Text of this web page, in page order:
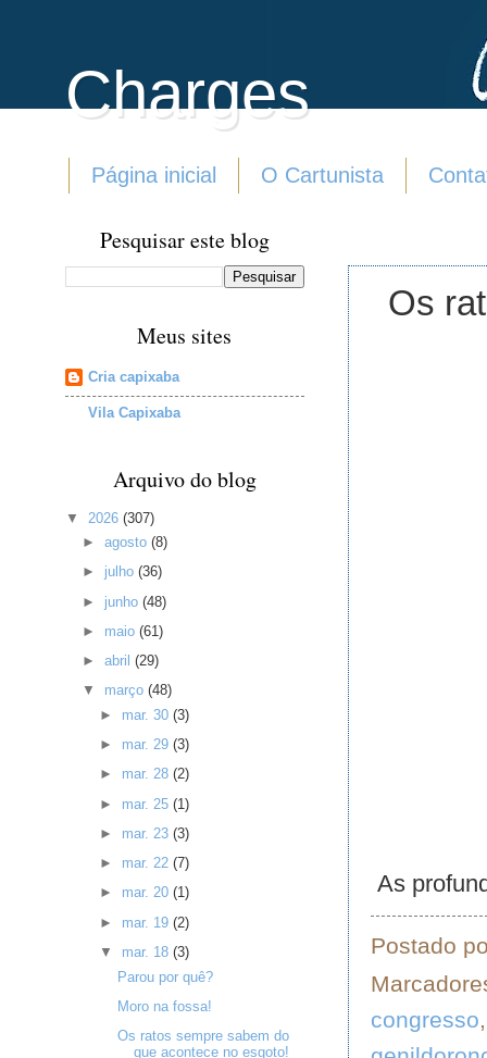
Charges
Página inicial O Cartunista
Os
As
Postado
congresso
Pesquisar este blog
Meus sites
Cria capixaba
Vila Capixaba
Arquivo do blog
▼ 2026 (307)
►agosto(8)
► julho(36)
► junho(48)
► maio(61)
►abril(29)
▼ março(48)
► mar. 30 (3)
► mar. 29 (3)
► mar. 28 (2)
► mar. 25 (1)
► mar. 23 (3)
► mar. 22 (7)
► mar. 20 (1)
► mar. 19 (2)
▼ mar. 18 (3)
Parou por quê?
Moro na fossa!
Os ratos sempre sabem do
que acontece no esgoto!